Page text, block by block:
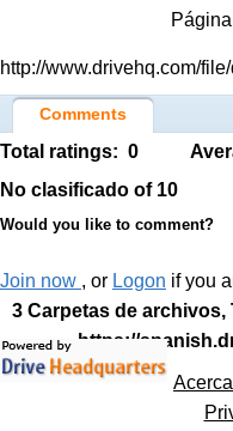
http://www.drivehq.com/
Comments
Total ratings: 0
No clasificado of 10
Would you like to comment?
Join now , or Logon if you
3 Carpetas de archivos,
https://